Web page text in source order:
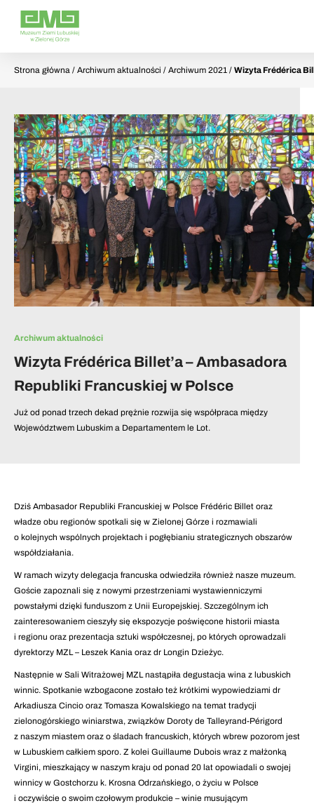
Strona główna / Archiwum aktualności / Archiwum 2021 / Wizyta Frédérica
Archiwum aktualności
Wizyta Frédérica Billet’a – Ambasadora
Republiki Francuskiej w Polsce
Już od ponad trzech dekad prężnie rozwija się współpraca między
Województwem Lubuskim a Departamentem le Lot.
Dziś Ambasador Republiki Francuskiej w Polsce Frédéric Billet oraz
władze obu regionów spotkali się w Zielonej Górze i rozmawiali
o kolejnych wspólnych projektach i pogłębianiu strategicznych obszarów
współdziałania.
W ramach wizyty delegacja francuska odwiedziła również nasze muzeum.
Goście zapoznali się z nowymi przestrzeniami wystawienniczymi
powstałymi dzięki funduszom z Unii Europejskiej. Szczególnym ich
zainteresowaniem cieszyły się ekspozycje poświęcone historii miasta
i regionu oraz prezentacja sztuki współczesnej, po których oprowadzali
dyrektorzy MZL – Leszek Kania oraz dr Longin Dzieżyc.
Następnie w Sali Witrażowej MZL nastąpiła degustacja wina z lubuskich
winnic. Spotkanie wzbogacone zostało też krótkimi wypowiedziami dr
Arkadiusza Cincio oraz Tomasza Kowalskiego na temat tradycji
zielonogórskiego winiarstwa, związków Doroty de Talleyrand-Périgord
z naszym miastem oraz o śladach francuskich, których wbrew pozorom jest
w Lubuskiem całkiem sporo. Z kolei Guillaume Dubois wraz z małżonką
Virgini, mieszkający w naszym kraju od ponad 20 lat opowiadali o swojej
winnicy w Gostchorzu k. Krosna Odrzańskiego, o życiu w Polsce
i oczywiście o swoim czołowym produkcie – winie musującym